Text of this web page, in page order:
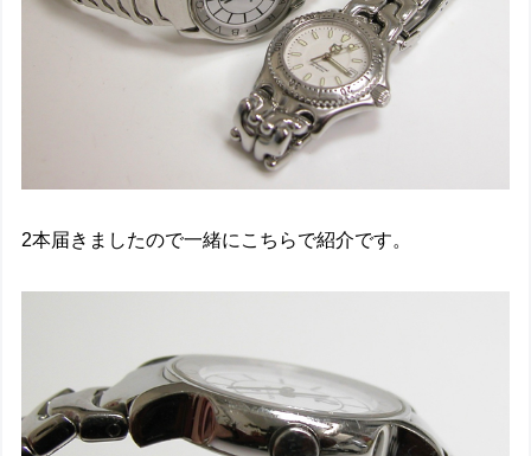
2本届きましたので一緒にこちらで紹介です。